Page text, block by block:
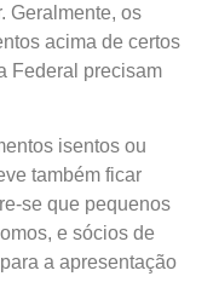
Geralmente, os
acima de certos
Federal precisam
isentos ou
também ficar
se que pequenos
e sócios de
a apresentação